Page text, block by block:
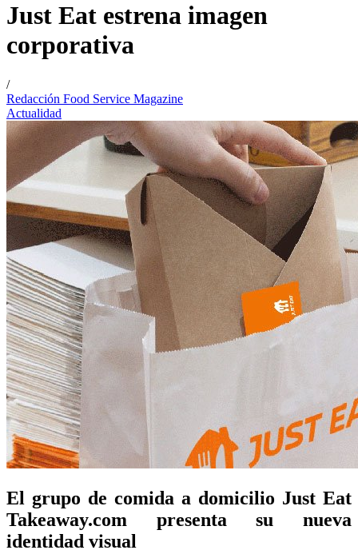
Just Eat estrena imagen
corporativa
/
Redacción Food Service Magazine
Actualidad
El grupo de comida a domicilio Just Eat
Takeaway.com presenta su nueva
identidad visual